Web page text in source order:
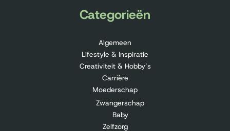
Categorieën
Algemeen
Lifestyle & Inspiratie
Creativiteit & Hobby’s
Carrière
Moederschap
Zwangerschap
Baby
Zelfzorg